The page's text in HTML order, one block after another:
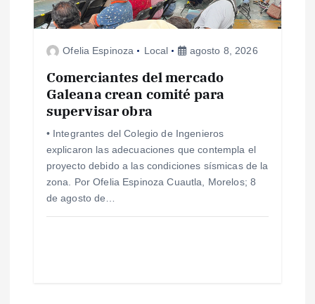
Ofelia Espinoza Local agosto 8, 2026
Comerciantes del mercado
Galeana crean comité para
supervisar obra
• Integrantes del Colegio de Ingenieros
explicaron las adecuaciones que contempla el
proyecto debido a las condiciones sísmicas de la
zona. Por Ofelia Espinoza Cuautla, Morelos; 8
de agosto de…